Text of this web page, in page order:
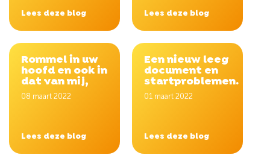
Lees deze blog Lees deze blog
Rommel in uw
hoofd en ook in
dat van mij,
08 maart 2022
Lees deze blog
Een nieuw leeg
document en
startproblemen.
01 maart 2022
Lees deze blog